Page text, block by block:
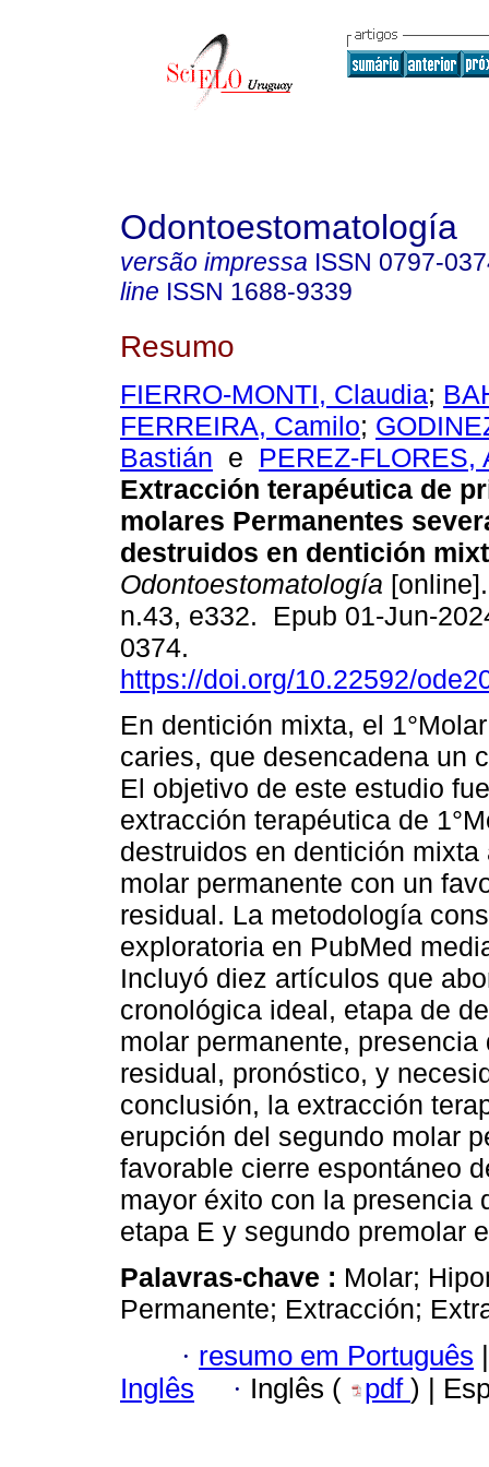
Odontoestomatología
versão impressa ISSN 0797-
line ISSN 1688-9339
Resumo
FIERRO-MONTI, Claudia;
FERREIRA, Camilo;
Bastián e PEREZ-FLORES,
Extracción terapéutica de
molares Permanentes
destruidos en dentición
Odontoestomatología
n.43, e332. Epub 01-Jun-
0374.
https://doi.org/10.22592/
En dentición mixta, el
caries, que desencadena un
El objetivo de este estudio
extracción terapéutica de
destruidos en dentición
molar permanente con un
residual. La metodología
exploratoria en PubMed
Incluyó diez artículos que
cronológica ideal, etapa de
molar permanente,
residual, pronóstico, y
conclusión, la extracción
erupción del segundo molar
favorable cierre espontáneo
mayor éxito con la presencia
etapa E y segundo premolar
Palavras-chave : Molar;
Permanente; Extracción;
· resumo em Português |
Inglês
· Inglês ( pdf ) |